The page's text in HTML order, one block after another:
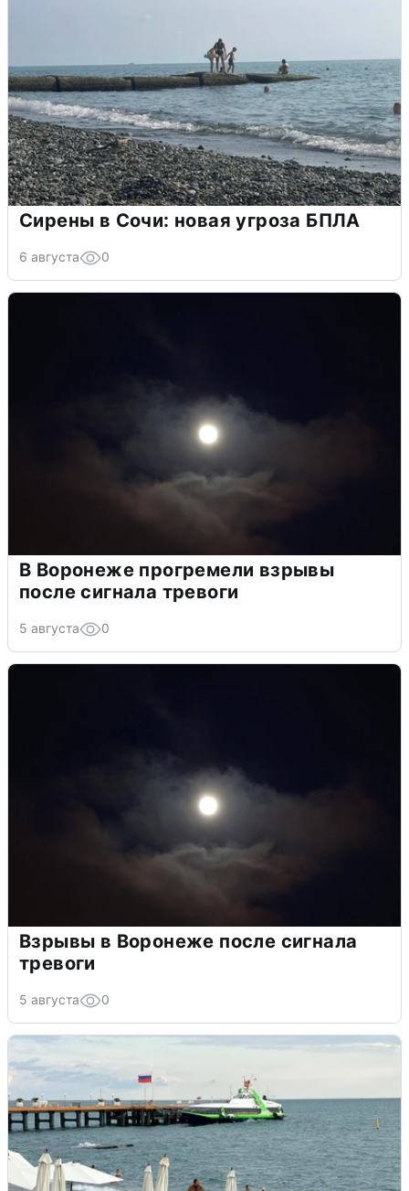
Сирены в Сочи: новая угроза БПЛА
6 августа 0
В Воронеже прогремели взрывы
после сигнала тревоги
5 августа 0
Взрывы в Воронеже после сигнала
тревоги
5 августа 0